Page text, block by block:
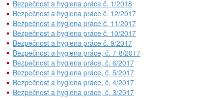
Bezpečnost a hygiena práce č. 1/2018
Bezpečnost a hygiena práce č. 12/2017
Bezpečnost a hygiena práce č. 11/2017
Bezpečnost a hygiena práce č. 10/2017
Bezpečnost a hygiena práce č. 9/2017
Bezpečnost a hygiena práce, č. 7-8/2017
Bezpečnost a hygiena práce, č. 6/2017
Bezpečnost a hygiena práce, č. 5/2017
Bezpečnost a hygiena práce, č. 4/2017
Bezpečnost a hygiena práce, č. 3/2017